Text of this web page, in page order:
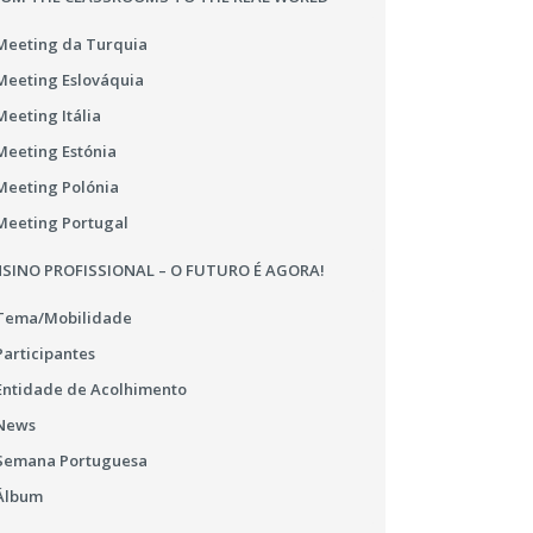
da Turquia
Eslováquia
Itália
Estónia
Polónia
Portugal
PROFISSIONAL – O FUTURO É AGORA!
Mobilidade
de Acolhimento
Portuguesa